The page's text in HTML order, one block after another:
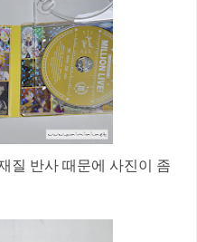
질 반사 때문에 사진이 좀